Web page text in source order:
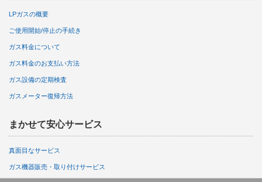
LPガスの概要
ご使用開始/停止の手続き
ガス料金について
ガス料金のお支払い方法
ガス設備の定期検査
ガスメーター復帰方法
まかせて安心サービス
真面目なサービス
ガス機器販売・取り付けサービス